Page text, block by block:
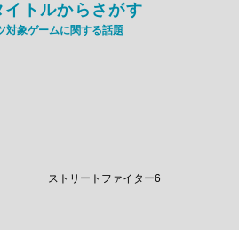
イトルからさがす
対象ゲームに関する話題
ストリートファイター6